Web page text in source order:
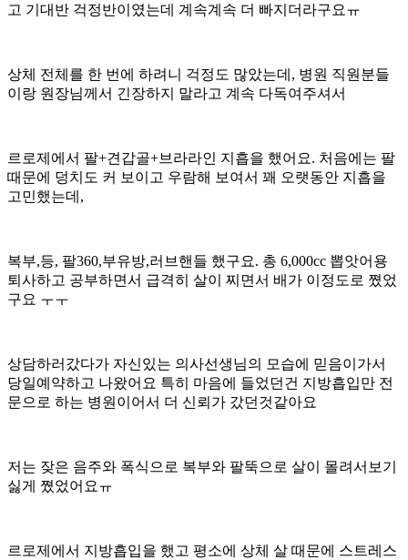
고 기대반 걱정반이였는데 계속계속 더 빠지더라구요ㅠ
상체 전체를 한 번에 하려니 걱정도 많았는데, 병원 직원분들
이랑 원장님께서 긴장하지 말라고 계속 다독여주셔서
르로제에서 팔+견갑골+브라라인 지흡을 했어요. 처음에는 팔
때문에 덩치도 커 보이고 우람해 보여서 꽤 오랫동안 지흡을
고민했는데,
복부,등, 팔360,부유방,러브핸들 했구요. 총 6,000cc 뽑앗어용
퇴사하고 공부하면서 급격히 살이 찌면서 배가 이정도로 쪘었
구요 ㅜㅜ
상담하러갔다가 자신있는 의사선생님의 모습에 믿음이가서
당일예약하고 나왔어요 특히 마음에 들었던건 지방흡입만 전
문으로 하는 병원이어서 더 신뢰가 갔던것같아요
저는 잦은 음주와 폭식으로 복부와 팔뚝으로 살이 몰려서보기
싫게 쪘었어요ㅠ
르로제에서 지방흡입을 했고 평소에 상체 살 때문에 스트레스